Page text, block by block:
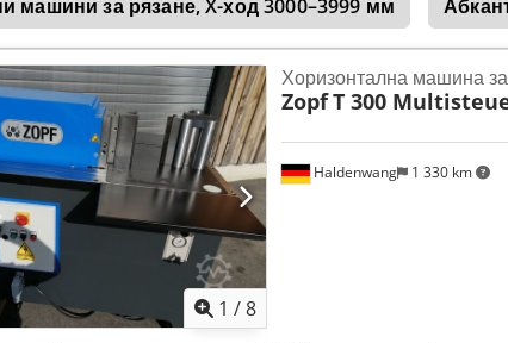
машини за рязане, X-ход 3000–3999 мм
1 /8
Haldenwang 1 330 km
Хоризонтална машина
ZopfT 300